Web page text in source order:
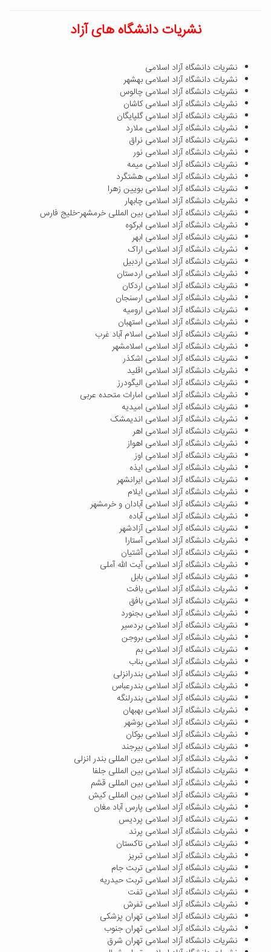
نشریات دانشگاه های آزاد
نشریات دانشگاه آزاد اسلامی
نشریات دانشگاه آزاد اسلامی بهشهر
نشریات دانشگاه آزاد اسلامی چالوس
نشریات دانشگاه آزاد اسلامی کاشان
نشریات دانشگاه آزاد اسلامی گلپایگان
نشریات دانشگاه آزاد اسلامی ملارد
نشریات دانشگاه آزاد اسلامی نراق
نشریات دانشگاه آزاد اسلامی نور
نشریات دانشگاه آزاد اسلامی میمه
نشریات دانشگاه آزاد اسلامی هشتگرد
نشریات دانشگاه آزاد اسلامی بویین زهرا
نشریات دانشگاه آزاد اسلامی چابهار
نشریات دانشگاه آزاد اسلامی بین المللی خرمشهر-خلیج فارس
نشریات دانشگاه آزاد اسلامی ابرکوه
نشریات دانشگاه آزاد اسلامی ابهر
نشریات دانشگاه آزاد اسلامی اراک
نشریات دانشگاه آزاد اسلامی اردبیل
نشریات دانشگاه آزاد اسلامی اردستان
نشریات دانشگاه آزاد اسلامی اردکان
نشریات دانشگاه آزاد اسلامی ارسنجان
نشریات دانشگاه آزاد اسلامی ارومیه
نشریات دانشگاه آزاد اسلامی استهبان
نشریات دانشگاه آزاد اسلامی اسلام آباد غرب
نشریات دانشگاه آزاد اسلامی اسلامشهر
نشریات دانشگاه آزاد اسلامی اشکذر
نشریات دانشگاه آزاد اسلامی اقلید
نشریات دانشگاه آزاد اسلامی الیگودرز
نشریات دانشگاه آزاد اسلامی امارات متحده عربی
نشریات دانشگاه آزاد اسلامی امیدیه
نشریات دانشگاه آزاد اسلامی اندیمشک
نشریات دانشگاه آزاد اسلامی اهر
نشریات دانشگاه آزاد اسلامی اهواز
نشریات دانشگاه آزاد اسلامی اوز
نشریات دانشگاه آزاد اسلامی ایذه
نشریات دانشگاه آزاد اسلامی ایرانشهر
نشریات دانشگاه آزاد اسلامی ایلام
نشریات دانشگاه آزاد اسلامی آبادان و خرمشهر
نشریات دانشگاه آزاد اسلامی آباده
نشریات دانشگاه آزاد اسلامی آزادشهر
نشریات دانشگاه آزاد اسلامی آستارا
نشریات دانشگاه آزاد اسلامی آشتیان
نشریات دانشگاه آزاد اسلامی آیت الله آملی
نشریات دانشگاه آزاد اسلامی بابل
نشریات دانشگاه آزاد اسلامی بافت
نشریات دانشگاه آزاد اسلامی بافق
نشریات دانشگاه آزاد اسلامی بجنورد
نشریات دانشگاه آزاد اسلامی بردسیر
نشریات دانشگاه آزاد اسلامی بروجن
نشریات دانشگاه آزاد اسلامی بم
نشریات دانشگاه آزاد اسلامی بناب
نشریات دانشگاه آزاد اسلامی بندرانزلی
نشریات دانشگاه آزاد اسلامی بندرعباس
نشریات دانشگاه آزاد اسلامی بندرلنگه
نشریات دانشگاه آزاد اسلامی بهبهان
نشریات دانشگاه آزاد اسلامی بوشهر
نشریات دانشگاه آزاد اسلامی بوکان
نشریات دانشگاه آزاد اسلامی بیرجند
نشریات دانشگاه آزاد اسلامی بین المللی بندر انزلی
نشریات دانشگاه آزاد اسلامی بین المللی جلفا
نشریات دانشگاه آزاد اسلامی بین المللی قشم
نشریات دانشگاه آزاد اسلامی بین المللی کیش
نشریات دانشگاه آزاد اسلامی پارس آباد مغان
نشریات دانشگاه آزاد اسلامی پردیس
نشریات دانشگاه آزاد اسلامی پرند
نشریات دانشگاه آزاد اسلامی تاکستان
نشریات دانشگاه آزاد اسلامی تبریز
نشریات دانشگاه آزاد اسلامی تربت جام
نشریات دانشگاه آزاد اسلامی تربت حیدریه
نشریات دانشگاه آزاد اسلامی تفت
نشریات دانشگاه آزاد اسلامی تفرش
نشریات دانشگاه آزاد اسلامی تهران پزشکی
نشریات دانشگاه آزاد اسلامی تهران جنوب
نشریات دانشگاه آزاد اسلامی تهران شرق